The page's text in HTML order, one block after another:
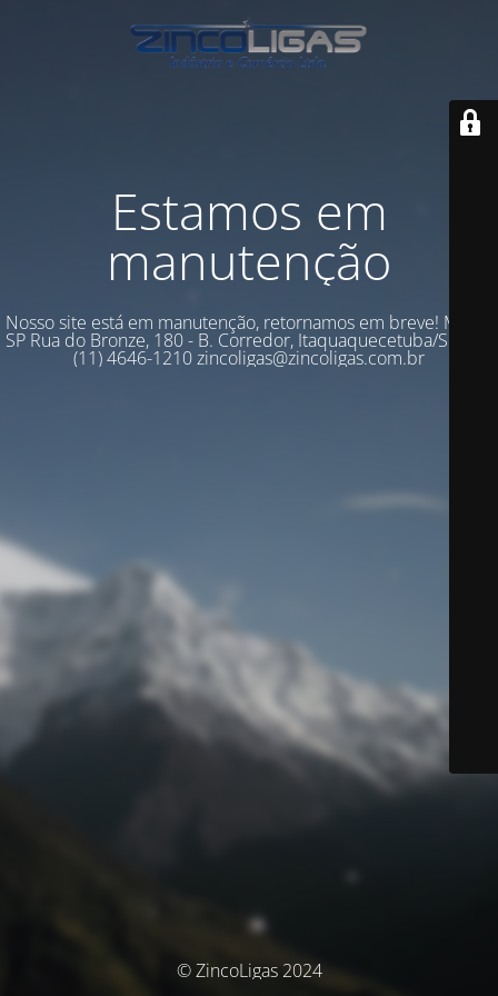
Estamos em
manutenção
Nosso site está em manutenção, retornamos em breve! Matriz
SP Rua do Bronze, 180 - B. Corredor, Itaquaquecetuba/SP +55
(11) 4646-1210 zincoligas@zincoligas.com.br
© ZincoLigas 2024